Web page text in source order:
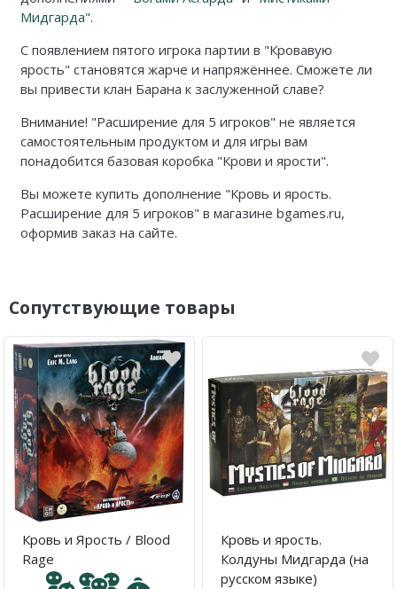
Мидгарда".
С появлением пятого игрока партии в "Кровавую
ярость" становятся жарче и напряжённее. Сможете ли
вы привести клан Барана к заслуженной славе?
Внимание! "Расширение для 5 игроков" не является
самостоятельным продуктом и для игры вам
понадобится базовая коробка "Крови и ярости".
Вы можете купить дополнение "Кровь и ярость.
Расширение для 5 игроков" в магазине bgames.ru,
оформив заказ на сайте.
Сопутствующие товары
Кровь и Ярость / Blood
Rage
Кровь и ярость.
Колдуны Мидгарда (на
русском языке)